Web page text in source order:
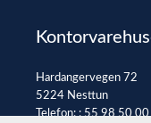
Hardangervegen 72
5224 Nesttun
Telefon: :55 98 50 00